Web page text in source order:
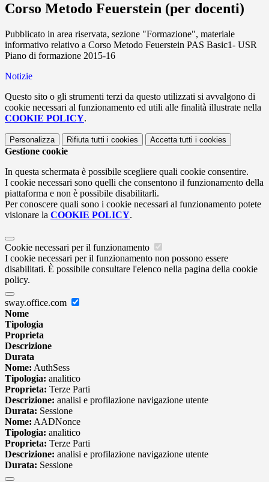
Corso Metodo Feuerstein (per docenti)
Pubblicato in area riservata, sezione "Formazione", materiale
informativo relativo a Corso Metodo Feuerstein PAS Basic1- USR
Piano di formazione 2015-16
Notizie
Questo sito o gli strumenti terzi da questo utilizzati si avvalgono di
cookie necessari al funzionamento ed utili alle finalità illustrate nella
COOKIE POLICY.
Personalizza Rifiuta tutti i cookies Accetta tutti i cookies
Gestione cookie
In questa schermata è possibile scegliere quali cookie consentire.
I cookie necessari sono quelli che consentono il funzionamento della
piattaforma e non è possibile disabilitarli.
Per conoscere quali sono i cookie necessari al funzionamento potete
visionare la COOKIE POLICY.
Cookie necessari per il funzionamento
I cookie necessari per il funzionamento non possono essere
disabilitati. È possibile consultare l'elenco nella pagina della cookie
policy.
sway.office.com
Nome
Tipologia
Proprieta
Descrizione
Durata
Nome: AuthSess
Tipologia: analitico
Proprieta: Terze Parti
Descrizione: analisi e profilazione navigazione utente
Durata: Sessione
Nome: AADNonce
Tipologia: analitico
Proprieta: Terze Parti
Descrizione: analisi e profilazione navigazione utente
Durata: Sessione